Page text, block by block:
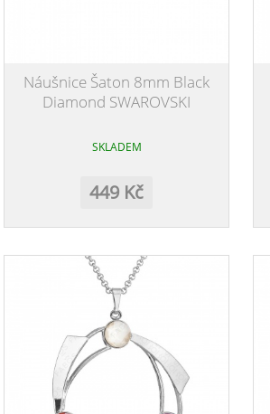
Náušnice Šaton 8mm Black
Diamond SWAROVSKI
SKLADEM
449 Kč